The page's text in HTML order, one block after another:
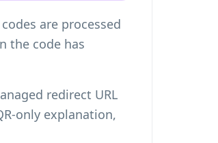
are processed
the code has
redirect URL
only explanation,